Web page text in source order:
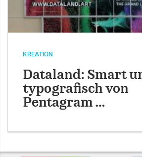
KREATION
Dataland: Smart
typografisch von
Pentagram …